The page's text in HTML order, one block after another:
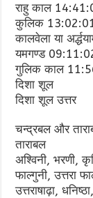
राहु काल
कुलिक
कालवेला या
यमगण्ड
गुलिक काल
दिशा शूल
दिशा शूल उत्तर
चन्द्रबल और
ताराबल
अश्विनी, भरणी,
फाल्गुनी, उत्तरा
उत्तराषाढ़ा,